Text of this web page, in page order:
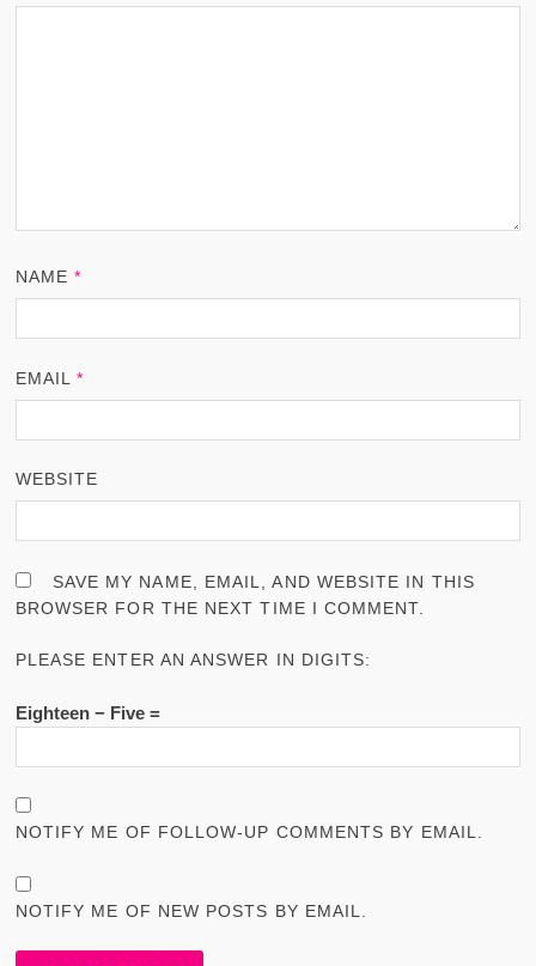
NAME*
EMAIL*
WEBSITE
SAVE MY NAME, EMAIL, AND WEBSITE IN THIS
BROWSER FOR THE NEXT TIME I COMMENT.
PLEASE ENTER AN ANSWER IN DIGITS:
Eighteen − Five =
NOTIFY ME OF FOLLOW-UP COMMENTS BY EMAIL.
NOTIFY ME OF NEW POSTS BY EMAIL.